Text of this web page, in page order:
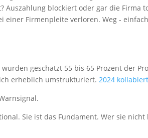
Auszahlung blockiert oder gar die Firma
einer Firmenpleite verloren. Weg -
wurden geschätzt 55 bis 65 Prozent der
erheblich umstrukturiert.2024
Sie ist das Fundament. Wer sie